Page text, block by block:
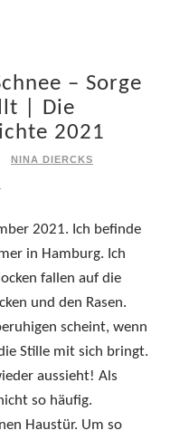
– Sorge
| Die
2021
NINA DIERCKS
2021. Ich befinde
in Hamburg. Ich
fallen auf die
und den Rasen.
scheint, wenn
Stille mit sich bringt.
aussieht! Als
so häufig.
Haustür. Um so